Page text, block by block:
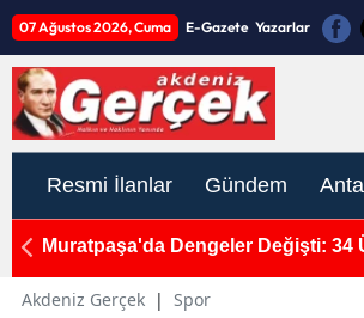
07 Ağustos 2026, Cuma E-Gazete Yazarlar
Resmi İlanlar Gündem
Muratpaşa'da Dengeler Değişti: 34
Akdeniz Gerçek | Spor